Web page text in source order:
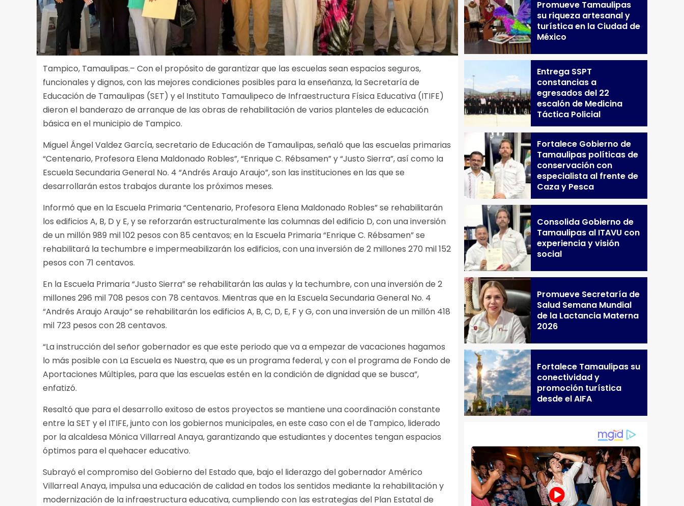
Tampico, Tamaulipas.– Con el propósito de garantizar que las escuelas sean espacios seguros,
funcionales y dignos, con las mejores condiciones posibles para la enseñanza, la Secretaría de
Educación de Tamaulipas (SET) y el Instituto Tamaulipeco de Infraestructura Física Educativa (ITIFE)
dieron el banderazo de arranque de las obras de rehabilitación de varios planteles de educación
básica en el municipio de Tampico.
Miguel Ángel Valdez García, secretario de Educación de Tamaulipas, señaló que las escuelas primarias
“Centenario, Profesora Elena Maldonado Robles”, “Enrique C. Rébsamen” y “Justo Sierra”, así como la
Escuela Secundaria General No. 4 “Andrés Araujo Araujo”, son las instituciones en las que se
desarrollarán estos trabajos durante los próximos meses.
Informó que en la Escuela Primaria “Centenario, Profesora Elena Maldonado Robles” se rehabilitarán
los edificios A, B, D y E, y se reforzarán estructuralmente las columnas del edificio D, con una inversión
de un millón 989 mil 102 pesos con 85 centavos; en la Escuela Primaria “Enrique C. Rébsamen” se
rehabilitará la techumbre e impermeabilizarán los edificios, con una inversión de 2 millones 270 mil 152
pesos con 71 centavos.
En la Escuela Primaria “Justo Sierra” se rehabilitarán las aulas y la techumbre, con una inversión de 2
millones 296 mil 708 pesos con 78 centavos. Mientras que en la Escuela Secundaria General No. 4
“Andrés Araujo Araujo” se rehabilitarán los edificios A, B, C, D, E, F y G, con una inversión de un millón 418
mil 723 pesos con 28 centavos.
“La instrucción del señor gobernador es que este periodo que va a empezar de vacaciones hagamos
lo más posible con La Escuela es Nuestra, que es un programa federal, y con el programa de Fondo de
Aportaciones Múltiples, para que las escuelas estén en la condición de dignidad que se busca”,
enfatizó.
Resaltó que para el desarrollo exitoso de estos proyectos se mantiene una coordinación constante
entre la SET y el ITIFE, junto con los gobiernos municipales, en este caso con el de Tampico, liderado
por la alcaldesa Mónica Villarreal Anaya, garantizando que estudiantes y docentes tengan espacios
óptimos para el quehacer educativo.
Subrayó el compromiso del Gobierno del Estado que, bajo el liderazgo del gobernador Américo
Villarreal Anaya, impulsa una educación de calidad en todos los sentidos mediante la rehabilitación y
modernización de la infraestructura educativa, cumpliendo con las estrategias del Plan Estatal de
Promueve Tamaulipas
su riqueza artesanal y
turística en la Ciudad de
México
Entrega SSPT
constancias a
egresados del 22
escalón de Medicina
Táctica Policial
Fortalece Gobierno de
Tamaulipas políticas de
conservación con
especialista al frente de
Caza y Pesca
Consolida Gobierno de
Tamaulipas al ITAVU con
experiencia y visión
social
Promueve Secretaría de
Salud Semana Mundial
de la Lactancia Materna
2026
Fortalece Tamaulipas su
conectividad y
promoción turística
desde el AIFA